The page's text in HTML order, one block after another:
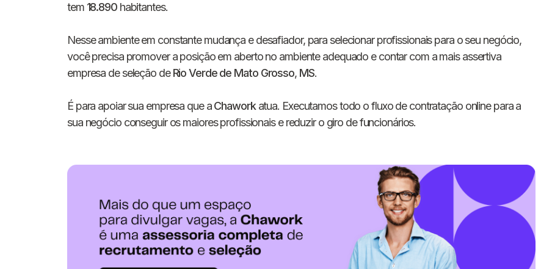
tem 18.890habitantes.
Nesse ambiente em constante mudança e desafiador, para selecionar profissionais para o seu negócio,
você precisa promover a posição em aberto no ambiente adequado e contar com a mais assertiva
empresa de seleção deRio Verde de Mato Grosso, MS.
É para apoiar sua empresa que aChaworkatua. Executamos todo o fluxo de contratação online para a
sua negócio conseguir os maiores profissionais e reduzir o giro de funcionários.